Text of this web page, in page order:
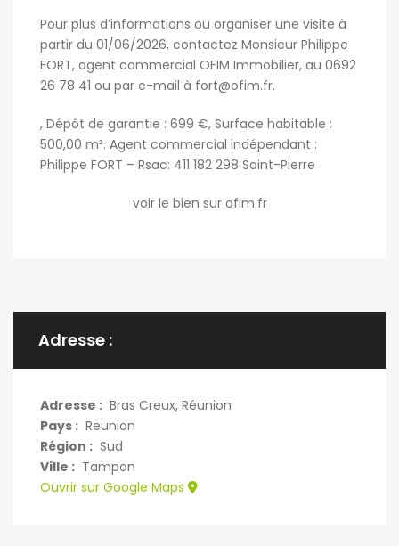
Pour plus d’informations ou organiser une visite à
partir du 01/06/2026, contactez Monsieur Philippe
FORT, agent commercial OFIM Immobilier, au 0692
26 78 41 ou par e-mail à fort@ofim.fr.
, Dépôt de garantie : 699 €, Surface habitable :
500,00 m². Agent commercial indépendant :
Philippe FORT – Rsac: 411 182 298 Saint-Pierre
voir le bien sur ofim.fr
Adresse :
Adresse : Bras Creux, Réunion
Pays : Reunion
Région : Sud
Ville : Tampon
Ouvrir sur Google Maps